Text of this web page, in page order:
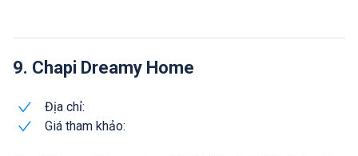
9. Chapi Dreamy Home
Địa chỉ:
Giá tham khảo: